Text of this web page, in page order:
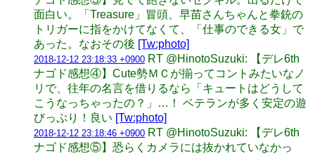
面白い。「Treasure」冒頭、早苗さんちゃんと拳銃の
トリガーに指をかけてなくて、「仕事のできる女」で
あった。なおその後 [Tw:photo]
2018-12-12 23:18:33 +0900 RT @HinotoSuzuki: 【デレ6th
ナゴド感想④】Cute勢ＭＣが揃ってコントみたいなノ
リで、往年の名言を借りるなら「キュートはどうして
こうなっちゃったの？」…！ ベテランが多く安定の遊
びっぷり！良い [Tw:photo]
2018-12-12 23:18:46 +0900 RT @HinotoSuzuki: 【デレ6th
ナゴド感想⑤】恐らくカメラには抜かれていなかっ